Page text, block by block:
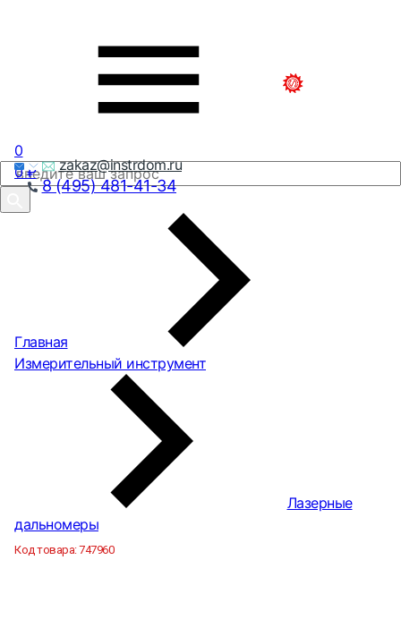
zakaz@instrdom.ru
8 (495) 481-41-34
0
0₽
Главная
Измерительный инструмент
Лазерные
дальномеры
Код товара:747960